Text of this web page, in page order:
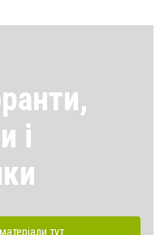
і
тут